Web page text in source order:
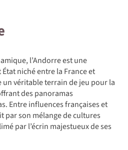
l’Andorre est une
niché entre la France et
un véritable terrain de jeu pour la
des panoramas
Entre influences françaises et
par son mélange de cultures
par l’écrin majestueux de ses